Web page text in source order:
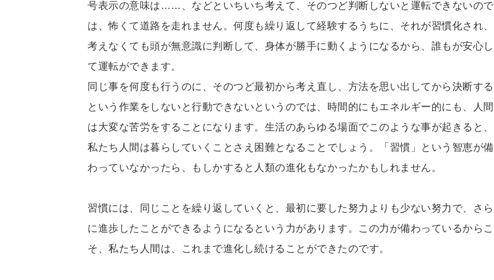
号表示の意味は……、などといちいち考えて、そのつど判断しないと運転できないので
は、怖くて道路を走れません。何度も繰り返して経験するうちに、それが習慣化され、
考えなくても頭が無意識に判断して、身体が勝手に動くようになるから、誰もが安心し
て運転ができます。
同じ事を何度も行うのに、そのつど最初から考え直し、方法を思い出してから決断する
という作業をしないと行動できないというのでは、時間的にもエネルギー的にも、人間
は大変な苦労をすることになります。生活のあらゆる場面でこのような事が起きると、
私たち人間は暮らしていくことさえ困難となることでしょう。「習慣」という智恵が備
わっていなかったら、もしかすると人類の進化もなかったかもしれません。
習慣には、同じことを繰り返していくと、最初に要した努力よりも少ない努力で、さら
に進歩したことができるようになるという力があります。この力が備わっているからこ
そ、私たち人間は、これまで進化し続けることができたのです。